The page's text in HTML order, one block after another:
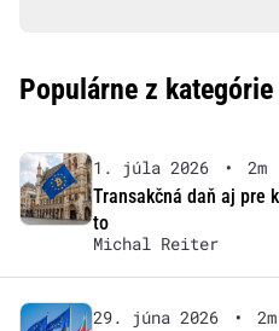
Populárne z
1. júla 2026 •
2m
Transakčná daň aj pre
to
Michal Reiter
29. júna 2026 •
2m